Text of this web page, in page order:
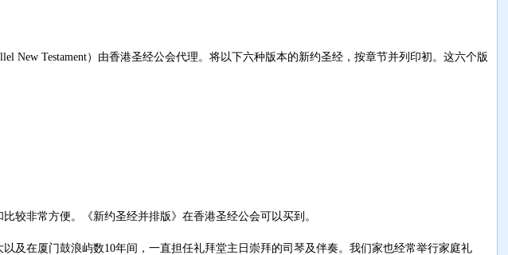
New Testament）由香港圣经公会代理。将以下六种版本的新约圣经，按章节并列印初。这六个版
非常方便。《新约圣经并排版》在香港圣经公会可以买到。
在厦门鼓浪屿数10年间，一直担任礼拜堂主日崇拜的司琴及伴奏。我们家也经常举行家庭礼